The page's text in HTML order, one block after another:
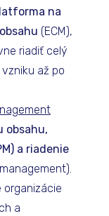
na
(ECM),
riadiť celý
až po
obsahu,
a riadenie
organizácie
a